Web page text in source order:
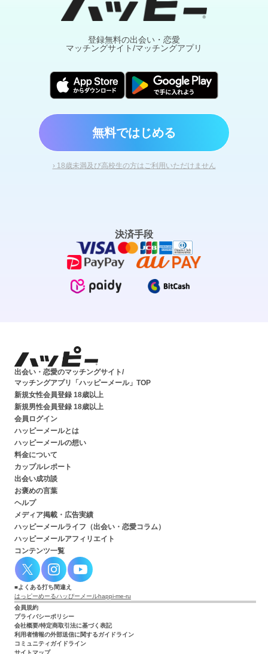
登録無料の出会い・恋愛
マッチングサイト/マッチングアプリ
無料ではじめる
› 18歳未満及び高校生の方はご利用いただけません
決済手段
出会い・恋愛のマッチングサイト/
マッチングアプリ「ハッピーメール」TOP
新規女性会員登録 18歳以上
新規男性会員登録 18歳以上
会員ログイン
ハッピーメールとは
ハッピーメールの想い
料金について
カップルレポート
出会い成功談
お褒めの言葉
ヘルプ
メディア掲載・広告実績
ハッピーメールライフ（出会い・恋愛コラム）
ハッピーメールアフィリエイト
コンテンツ一覧
よくある打ち間違え
はっピーめーるハッぴーメールhappi-me-ru
会員規約
プライバシーポリシー
会社概要/特定商取引法に基づく表記
利用者情報の外部送信に関するガイドライン
コミュニティガイドライン
サイトマップ